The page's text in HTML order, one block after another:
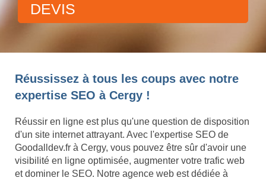
DEVIS
Réussissez à tous les coups avec notre
expertise SEO à Cergy !
Réussir en ligne est plus qu'une question de disposition
d'un site internet attrayant. Avec l'expertise SEO de
Goodalldev.fr à Cergy, vous pouvez être sûr d'avoir une
visibilité en ligne optimisée, augmenter votre trafic web
et dominer le SEO. Notre agence web est dédiée à